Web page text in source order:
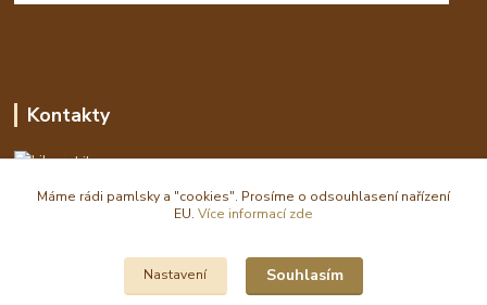
Kontakty
Libor
eshop(zavináč)waldi.cz
Máme rádi pamlsky a "cookies". Prosíme o odsouhlasení nařízení
EU. Více informací zde
Nastavení Souhlasím